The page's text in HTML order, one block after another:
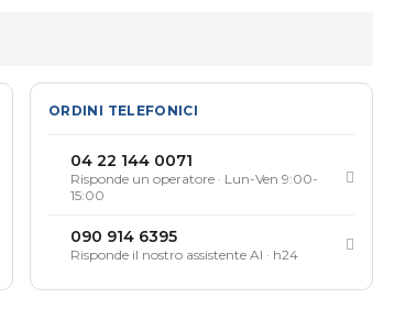
ORDINI TELEFONICI
04 22 144 0071
Risponde un operatore · Lun-Ven 9:00-
15:00
090 914 6395
Risponde il nostro assistente AI · h24